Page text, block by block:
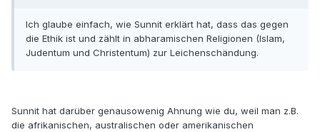
Ich glaube einfach, wie Sunnit erklärt hat, dass das gegen
die Ethik ist und zählt in abharamischen Religionen (Islam,
Judentum und Christentum) zur Leichenschändung.
Sunnit hat darüber genausowenig Ahnung wie du, weil man z.B.
die afrikanischen, australischen oder amerikanischen